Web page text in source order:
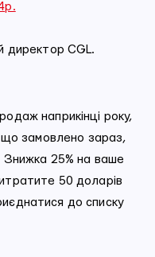
директор CGL.
наприкінці року,
замовлено зараз,
Знижка 25% на ваше
50 доларів
до списку